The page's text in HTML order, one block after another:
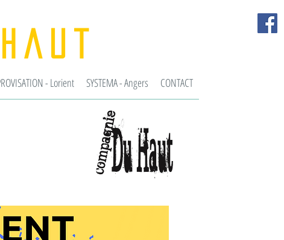
- Lorient SYSTEMA - Angers CONTACT